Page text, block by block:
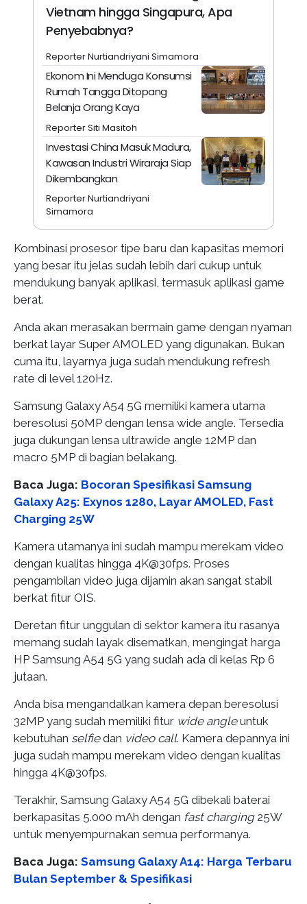
Vietnam hingga Singapura, Apa
Penyebabnya?
Reporter Nurtiandriyani Simamora
Ekonom Ini Menduga Konsumsi
Rumah Tangga Ditopang
Belanja Orang Kaya
Reporter Siti Masitoh
Investasi China Masuk Madura,
Kawasan Industri Wiraraja Siap
Dikembangkan
Reporter Nurtiandriyani
Simamora
Kombinasi prosesor tipe baru dan kapasitas memori
yang besar itu jelas sudah lebih dari cukup untuk
mendukung banyak aplikasi, termasuk aplikasi game
berat.
Anda akan merasakan bermain game dengan nyaman
berkat layar Super AMOLED yang digunakan. Bukan
cuma itu, layarnya juga sudah mendukung refresh
rate di level 120Hz.
Samsung Galaxy A54 5G memiliki kamera utama
beresolusi 50MP dengan lensa wide angle. Tersedia
juga dukungan lensa ultrawide angle 12MP dan
macro 5MP di bagian belakang.
Baca Juga: Bocoran Spesifikasi Samsung
Galaxy A25: Exynos 1280, Layar AMOLED, Fast
Charging 25W
Kamera utamanya ini sudah mampu merekam video
dengan kualitas hingga 4K@30fps. Proses
pengambilan video juga dijamin akan sangat stabil
berkat fitur OIS.
Deretan fitur unggulan di sektor kamera itu rasanya
memang sudah layak disematkan, mengingat harga
HP Samsung A54 5G yang sudah ada di kelas Rp 6
jutaan.
Anda bisa mengandalkan kamera depan beresolusi
32MP yang sudah memiliki fitur wide angleuntuk
kebutuhan selfiedan video call. Kamera depannya ini
juga sudah mampu merekam video dengan kualitas
hingga 4K@30fps.
Terakhir, Samsung Galaxy A54 5G dibekali baterai
berkapasitas 5.000 mAh dengan fast charging 25W
untuk menyempurnakan semua performanya.
Baca Juga: Samsung Galaxy A14: Harga Terbaru
Bulan September & Spesifikasi